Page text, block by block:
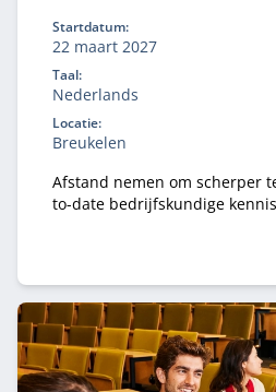
Startdatum:
22 maart 2027
Taal:
Nederlands
Locatie:
Breukelen
Afstand nemen om scherper
to-date bedrijfskundige